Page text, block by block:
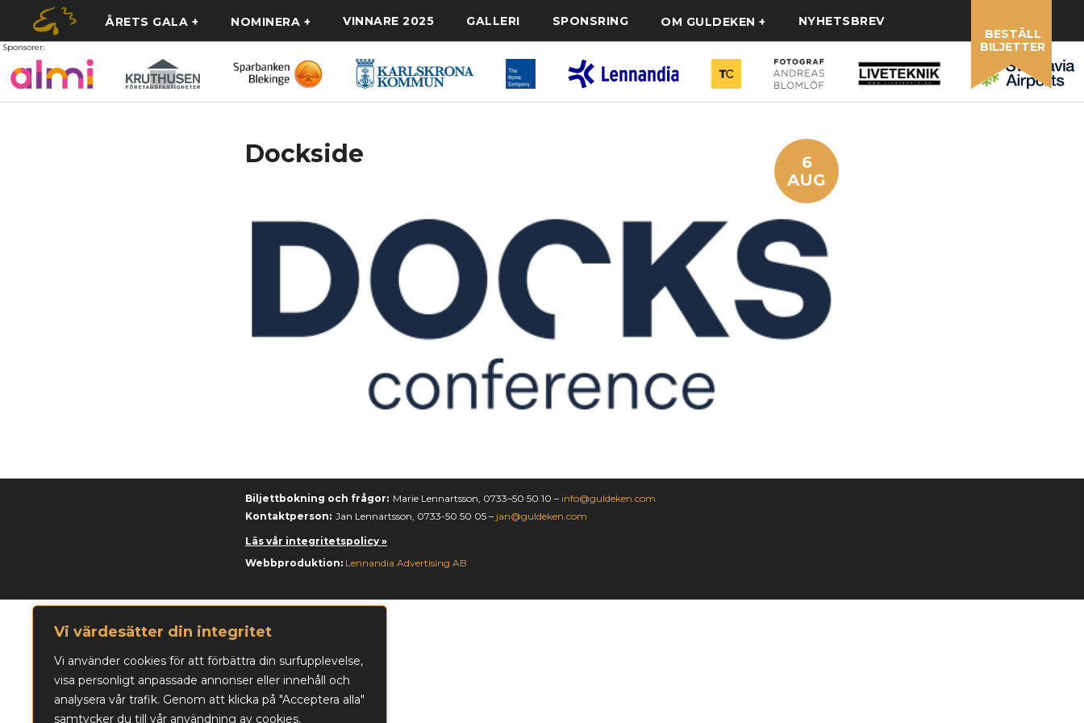
Vi värdesätter din integritet
Vi använder cookies för att förbättra din surfupplevelse,
visa personligt anpassade annonser eller innehåll och
analysera vår trafik. Genom att klicka på "Acceptera alla"
samtycker du till vår användning av cookies.
BESTÄLL
BILJETTER
ÅRETS GALA NOMINERA VINNARE 2025 GALLERI SPONSRING OM GULDEKEN NYHETSBREV
Sponsorer:
Dockside
6
AUG
Biljettbokning och frågor: Marie Lennartsson, 0733–50 50 10 – info@guldeken.com
Kontaktperson: Jan Lennartsson, 0733-50 50 05 – jan@guldeken.com
Läs vår integritetspolicy »
Webbproduktion: Lennandia Advertising AB